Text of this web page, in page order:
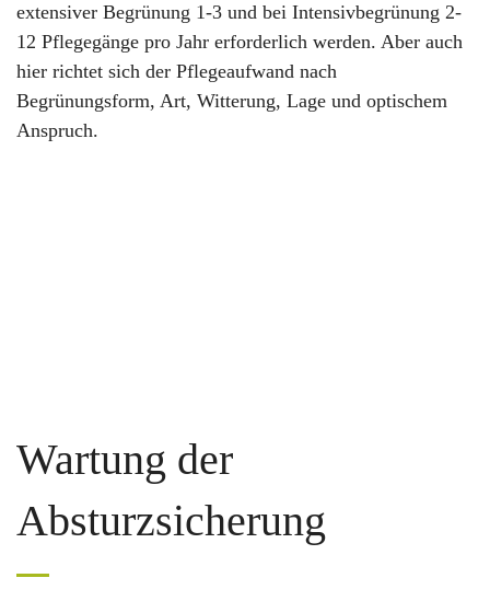
extensiver Begrünung 1-3 und bei Intensivbegrünung 2-
12 Pflegegänge pro Jahr erforderlich werden. Aber auch
hier richtet sich der Pflegeaufwand nach
Begrünungsform, Art, Witterung, Lage und optischem
Anspruch.
Wartung der
Absturzsicherung